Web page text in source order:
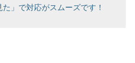
た」で対応がスムーズです！